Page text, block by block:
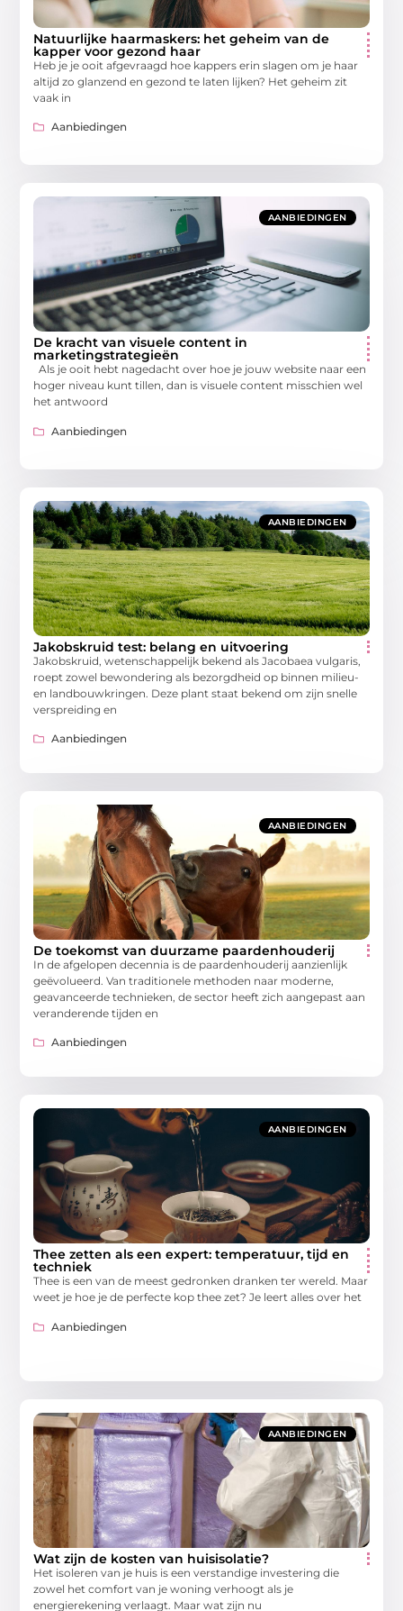
Natuurlijke haarmaskers: het geheim van de
kapper voor gezond haar
Heb je je ooit afgevraagd hoe kappers erin slagen om je haar
altijd zo glanzend en gezond te laten lijken? Het geheim zit
vaak in
Aanbiedingen
AANBIEDINGEN
De kracht van visuele content in
marketingstrategieën
Als je ooit hebt nagedacht over hoe je jouw website naar een
hoger niveau kunt tillen, dan is visuele content misschien wel
het antwoord
Aanbiedingen
AANBIEDINGEN
Jakobskruid test: belang en uitvoering
Jakobskruid, wetenschappelijk bekend als Jacobaea vulgaris,
roept zowel bewondering als bezorgdheid op binnen milieu-
en landbouwkringen. Deze plant staat bekend om zijn snelle
verspreiding en
Aanbiedingen
AANBIEDINGEN
De toekomst van duurzame paardenhouderij
In de afgelopen decennia is de paardenhouderij aanzienlijk
geëvolueerd. Van traditionele methoden naar moderne,
geavanceerde technieken, de sector heeft zich aangepast aan
veranderende tijden en
Aanbiedingen
AANBIEDINGEN
Thee zetten als een expert: temperatuur, tijd en
techniek
Thee is een van de meest gedronken dranken ter wereld. Maar
weet je hoe je de perfecte kop thee zet? Je leert alles over het
Aanbiedingen
AANBIEDINGEN
Wat zijn de kosten van huisisolatie?
Het isoleren van je huis is een verstandige investering die
zowel het comfort van je woning verhoogt als je
energierekening verlaagt. Maar wat zijn nu